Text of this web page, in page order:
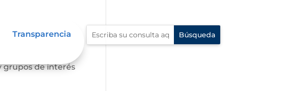
Transparencia
las opiniones,
grupos de interés